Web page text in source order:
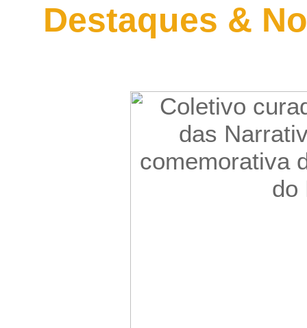
Destaques &